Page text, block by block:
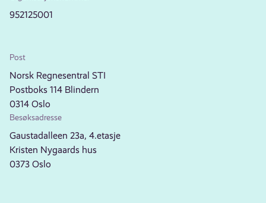
952125001
Post
Norsk Regnesentral STI
Postboks 114 Blindern
0314 Oslo
Besøksadresse
Gaustadalleen 23a, 4.etasje
Kristen Nygaards hus
0373 Oslo